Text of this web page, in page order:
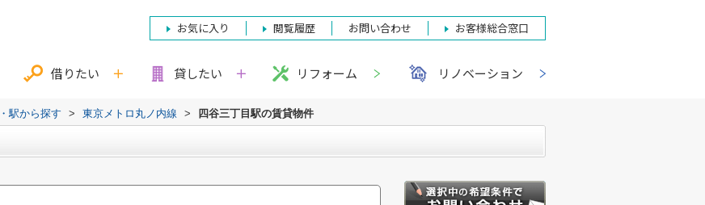
お気に入り 閲覧履歴 お問い合わせ お客様総合窓口
借りたい 貸したい リフォーム リノベーション
駅から探す > 東京メトロ丸ノ内線 > 四谷三丁目駅の賃貸物件